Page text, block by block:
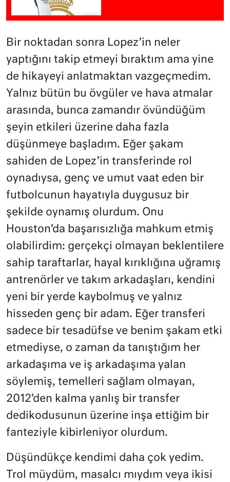
Bir noktadan sonra Lopez’in neler
yaptığını takip etmeyi bıraktım ama yine
de hikayeyi anlatmaktan vazgeçmedim.
Yalnız bütün bu övgüler ve hava atmalar
arasında, bunca zamandır övündüğüm
şeyin etkileri üzerine daha fazla
düşünmeye başladım. Eğer şakam
sahiden de Lopez’in transferinde rol
oynadıysa, genç ve umut vaat eden bir
futbolcunun hayatıyla duygusuz bir
şekilde oynamış olurdum. Onu
Houston’da başarısızlığa mahkum etmiş
olabilirdim: gerçekçi olmayan beklentilere
sahip taraftarlar, hayal kırıklığına uğramış
antrenörler ve takım arkadaşları, kendini
yeni bir yerde kaybolmuş ve yalnız
hisseden genç bir adam. Eğer transferi
sadece bir tesadüfse ve benim şakam etki
etmediyse, o zaman da tanıştığım her
arkadaşıma ve iş arkadaşıma yalan
söylemiş, temelleri sağlam olmayan,
2012’den kalma yanlış bir transfer
dedikodusunun üzerine inşa ettiğim bir
fanteziyle kibirleniyor olurdum.
Düşündükçe kendimi daha çok yedim.
Trol müydüm, masalcı mıydım veya ikisi